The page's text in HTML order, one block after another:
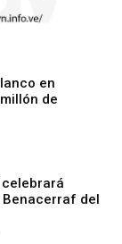
en
de
del